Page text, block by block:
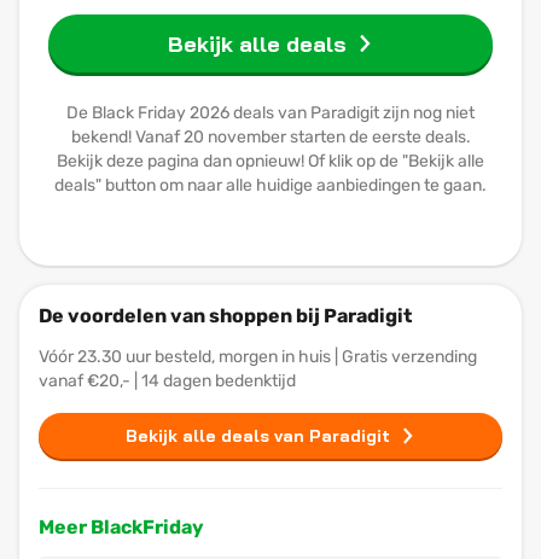
Bekijk alle deals
De Black Friday 2026 deals van Paradigit zijn nog niet
bekend! Vanaf 20 november starten de eerste deals.
Bekijk deze pagina dan opnieuw! Of klik op de "Bekijk alle
deals" button om naar alle huidige aanbiedingen te gaan.
De voordelen van shoppen bij Paradigit
Vóór 23.30 uur besteld, morgen in huis | Gratis verzending
vanaf €20,- | 14 dagen bedenktijd
Bekijk alle deals van Paradigit
Meer BlackFriday